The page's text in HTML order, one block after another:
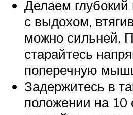
Делаем
с выдохом,
можно сильней.
старайтесь
поперечную
Задержитесь в
положении на 10